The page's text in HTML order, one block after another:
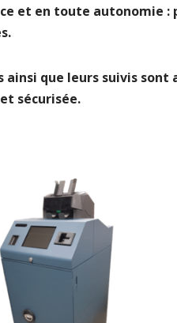
et en toute autonomie :
ainsi que leurs suivis
sécurisée.